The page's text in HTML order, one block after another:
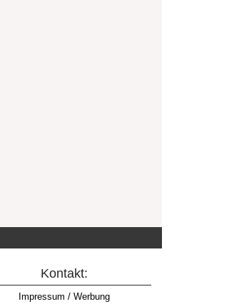
Kontakt:
Impressum / Werbung